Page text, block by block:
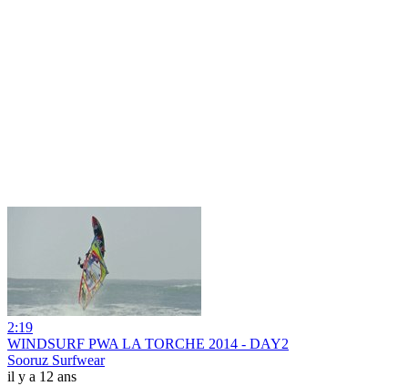
2:19
WINDSURF PWA LA TORCHE 2014 - DAY2
Sooruz Surfwear
il y a 12 ans